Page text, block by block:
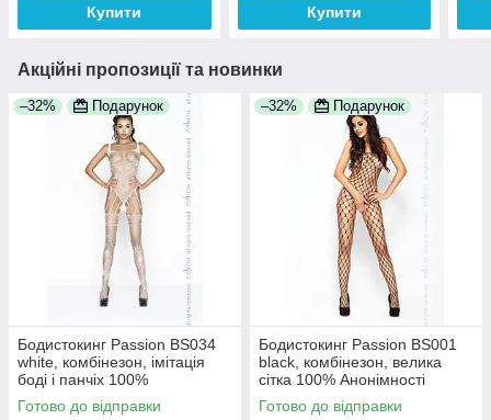
Купити Купити
Акційні пропозиції та новинки
–32% Подарунок
Бодистокинг Passion BS034
white, комбінезон, імітація
боді і панчіх 100%
Анонімності
Готово до відправки
–32% Подарунок
Бодистокинг Passion BS001
black, комбінезон, велика
сітка 100% Анонімності
Готово до відправки